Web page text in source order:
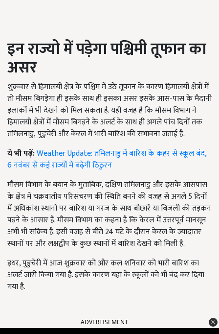
इन राज्यो में पड़ेगापश्चिमी तूफान का
असर
शुक्रवार से हिमालयी क्षेत्र के पश्चिम में उठे तूफान के कारण हिमालयी क्षेत्रों में
तो मौसम बिगड़ेगा ही इसके साथ ही इसका असर इसके आस-पास के मैदानी
इलाकों में भी देखने को मिल सकता है. यही वजह है कि मौसम विभाग ने
हिमालयी क्षेत्रों में मौसम बिगड़ने के अलर्ट के साथ ही अगले पांच दिनों तक
तमिलनाडु,पुडुचेरी और केरल में भारी बारिश की संभावना जताई है.
ये भी पढ़ें:Weather Update: तमिलनाडु में बारिश के कहर से स्कूल बंद,
6 नवंबर से कई राज्यों में बढ़ेगी ठिठुरन
मौसम विभाग के बयान के मुताबिक, दक्षिण तमिलनाडु और इसके आसपास
के क्षेत्र में चक्रवातीय परिसंचरण की स्थिति बनने की वजह से अगले 5 दिनों
में अधिकांश स्थानों पर बारिश या गरज के साथ बौछारें या बिजली की तड़कन
पड़ने के आसार हैं. मौसम विभाग का कहना है कि केरल में उत्तरपूर्व मानसून
अभी भी सक्रिय है. इसी वजह से बीते 24 घंटे के दौरान केरल के ज्यादातर
स्थानों पर और लक्षद्वीप के कुछ स्थानों में बारिश देखने को मिली है.
इधर, पुडुचेरी में आज शुक्रवार को और कल शनिवार को भारी बारिश का
अलर्ट जारी किया गया है. इसके कारण यहां के स्कूलों को भी बंद कर दिया
गया है.
ADVERTISEMENT